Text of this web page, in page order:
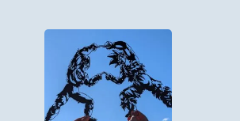
50,00€
à
120,00€